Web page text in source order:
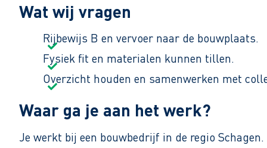
Wat wij vragen
Rijbewijs B en vervoer naar de bouwplaats.
Fysiek fit en materialen kunnen tillen.
Overzicht houden en samenwerken met
Waar ga je aan het werk?
Je werkt bij een bouwbedrijf in de regio